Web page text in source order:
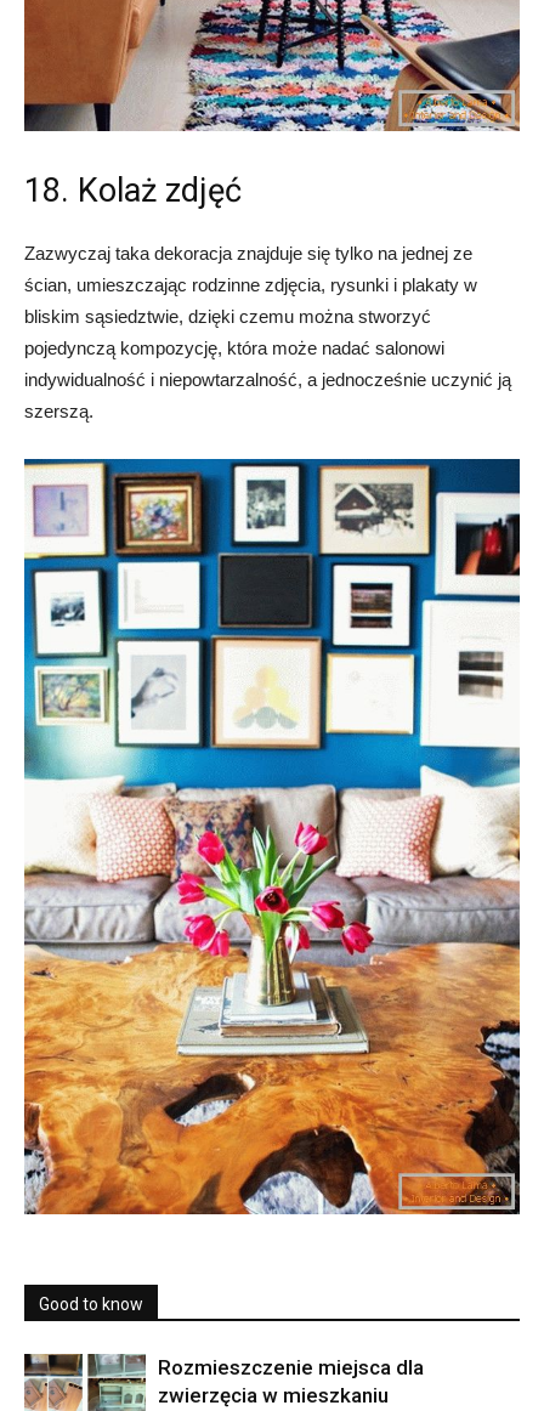
18. Kolaż zdjęć
Zazwyczaj taka dekoracja znajduje się tylko na jednej ze
ścian, umieszczając rodzinne zdjęcia, rysunki i plakaty w
bliskim sąsiedztwie, dzięki czemu można stworzyć
pojedynczą kompozycję, która może nadać salonowi
indywidualność i niepowtarzalność, a jednocześnie uczynić ją
szerszą.
Good to know
Rozmieszczenie miejsca dla
zwierzęcia w mieszkaniu